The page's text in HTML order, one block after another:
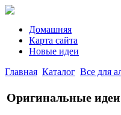
Домашняя
Карта сайта
Новые идеи
Главная Каталог Все для
Оригинальные идеи